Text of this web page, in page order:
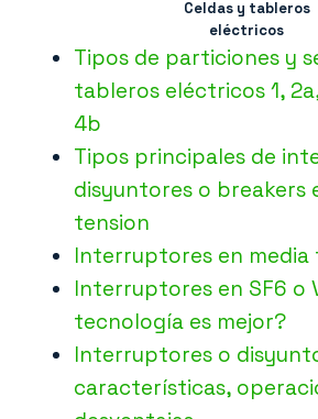
Celdas y tableros
eléctricos
Tipos de particiones y
tableros eléctricos 1,
4b
Tipos principales de
disyuntores o breakers
tension
Interruptores en media
Interruptores en SF6 o
tecnología es mejor?
Interruptores o
características,